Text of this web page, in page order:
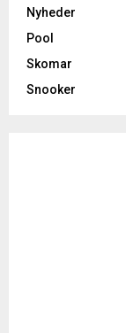
Nyheder
Pool
Skomar
Snooker